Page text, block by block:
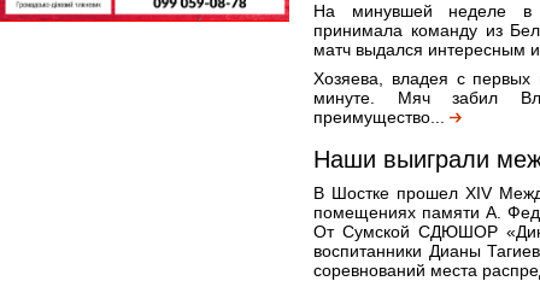
На минувшей неделе в
принимала команду из
матч выдался интересным
Хозяева, владея с первых
минуте. Мяч забил
преимущество...
Наши выиграли
В Шостке прошел XIV
помещениях памяти А.
От Сумской СДЮШОР
воспитанники Дианы
соревнований места